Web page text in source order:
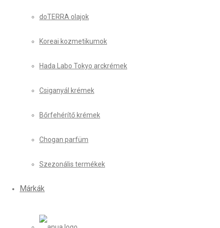
doTERRA olajok
Koreai kozmetikumok
Hada Labo Tokyo arckrémek
Csiganyál krémek
Bőrfehérítő krémek
Chogan parfüm
Szezonális termékek
Márkák